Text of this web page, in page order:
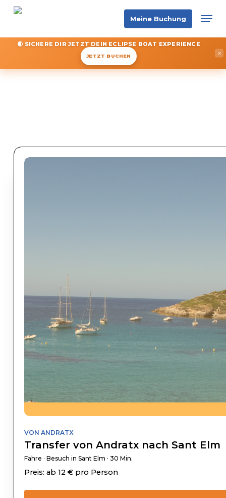
Skip
content
Meine Buchung
🌒 SICHERE DIR JETZT DEIN ECLIPSE BOAT EXPERIENCE
JETZT BUCHEN ×
VON ANDRATX
Transfer von Andratx nach Sant Elm
Fähre · Besuch in Sant Elm · 30 Min.
Preis: ab 12 € pro Person